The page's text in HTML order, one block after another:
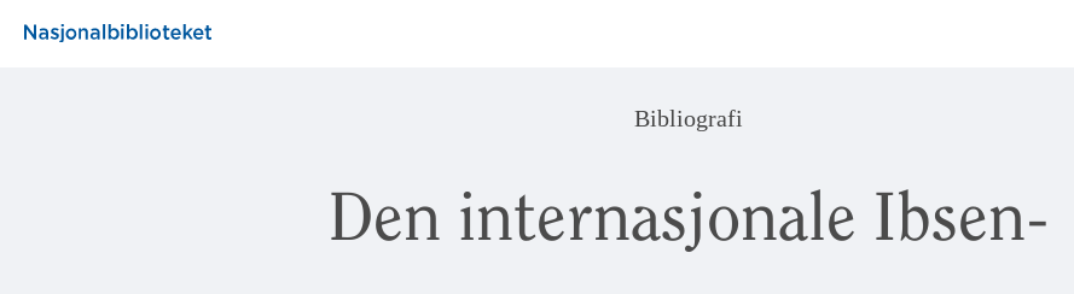
Bibliografi
Den internasjonale Ibsen-